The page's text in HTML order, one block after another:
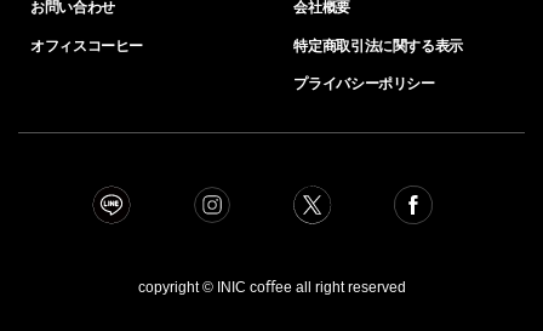
お問い合わせ
オフィスコーヒー
会社概要
特定商取引法に関する表示
プライバシーポリシー
copyright © INIC coﬀee all right reserved